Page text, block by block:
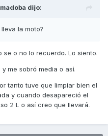
dijo:
la moto?
se o no lo recuerdo. Lo siento.
me sobró media o así.
tanto tuve que limpiar bien el
y cuando desapareció el
2 L o así creo que llevará.